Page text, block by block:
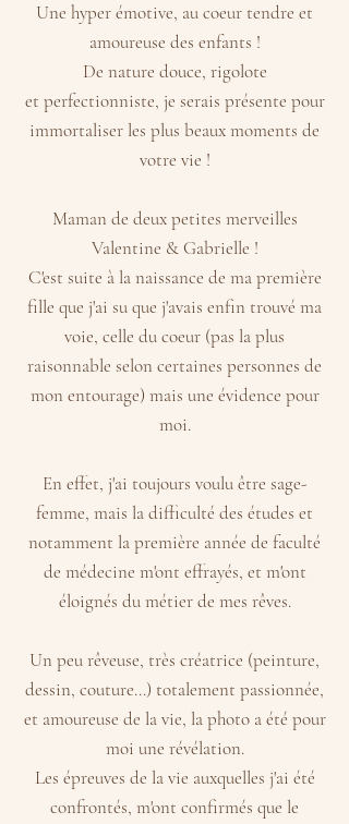
Une hyper émotive, au coeur tendre et
amoureuse des enfants !
De nature douce, rigolote
et perfectionniste, je serais présente pour
immortaliser les plus beaux moments de
votre vie !
Maman de deux petites merveilles
Valentine & Gabrielle !
C'est suite à la naissance de ma première
fille que j'ai su que j'avais enfin trouvé ma
voie, celle du coeur (pas la plus
raisonnable selon certaines personnes de
mon entourage) mais une évidence pour
moi.
En effet, j'ai toujours voulu être sage-
femme, mais la difficulté des études et
notamment la première année de faculté
de médecine m'ont effrayés, et m'ont
éloignés du métier de mes rêves.
Un peu rêveuse, très créatrice (peinture,
dessin, couture...) totalement passionnée,
et amoureuse de la vie, la photo a été pour
moi une révélation.
Les épreuves de la vie auxquelles j'ai été
confrontés, m'ont confirmés que le